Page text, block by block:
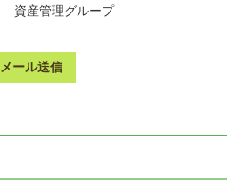
資産管理グループ
メール送信